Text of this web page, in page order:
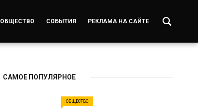
ОБЩЕСТВО СОБЫТИЯ РЕКЛАМА НА САЙТЕ
САМОЕ ПОПУЛЯРНОЕ
ОБЩЕСТВО